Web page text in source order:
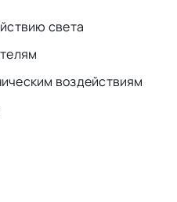
света
воздействиям